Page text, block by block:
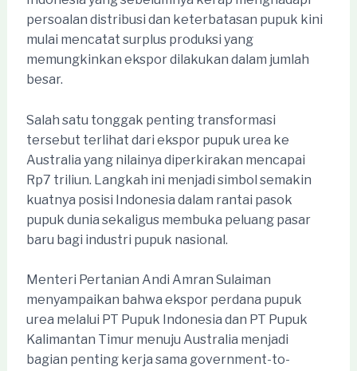
persoalan distribusi dan keterbatasan pupuk kini
mulai mencatat surplus produksi yang
memungkinkan ekspor dilakukan dalam jumlah
besar.
Salah satu tonggak penting transformasi
tersebut terlihat dari ekspor pupuk urea ke
Australia yang nilainya diperkirakan mencapai
Rp7 triliun. Langkah ini menjadi simbol semakin
kuatnya posisi Indonesia dalam rantai pasok
pupuk dunia sekaligus membuka peluang pasar
baru bagi industri pupuk nasional.
Menteri Pertanian Andi Amran Sulaiman
menyampaikan bahwa ekspor perdana pupuk
urea melalui PT Pupuk Indonesia dan PT Pupuk
Kalimantan Timur menuju Australia menjadi
bagian penting kerja sama government-to-